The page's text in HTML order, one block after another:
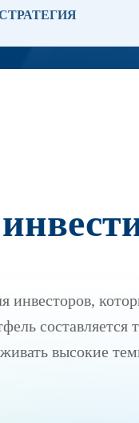
инвесторов,
составляется
высокие